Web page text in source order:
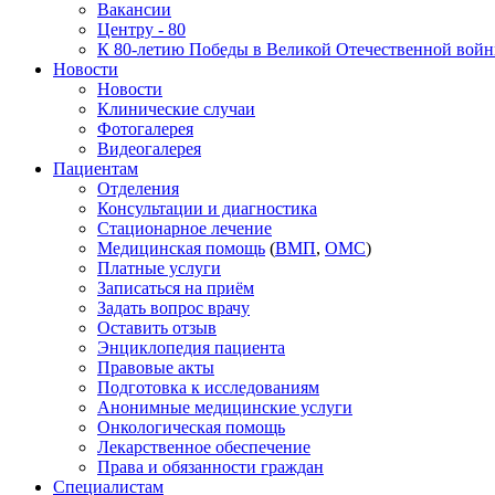
Вакансии
Центру - 80
К 80-летию Победы в Великой Отечественной
Новости
Новости
Клинические случаи
Фотогалерея
Видеогалерея
Пациентам
Отделения
Консультации и диагностика
Стационарное лечение
Медицинская помощь (ВМП, ОМС)
Платные услуги
Записаться на приём
Задать вопрос врачу
Оставить отзыв
Энциклопедия пациента
Правовые акты
Подготовка к исследованиям
Анонимные медицинские услуги
Онкологическая помощь
Лекарственное обеспечение
Права и обязанности граждан
Специалистам